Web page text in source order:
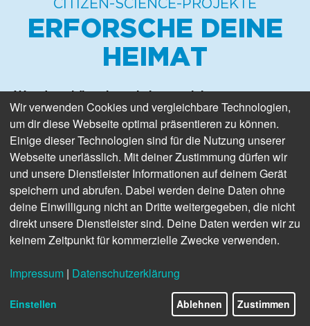
CITIZEN-SCIENCE-PROJEKTE
ERFORSCHE DEINE
HEIMAT
Wunderschön, abwechslungsreich,
unvergleichlich: Die Natur in unserer Region ist
einzigartig. Und obwohl wir jeden Tag hier
leben, gibt es vieles, was wir noch nicht über
unsere Heimat wissen. Bei der Erforschung von
Tieren, Pflanzen oder Boden hat die
Wissenschaft aber viel mehr zu tun, als sie selbst
leisten kann. Darum braucht sie Unterstützung.
Du kannst mit anpacken – indem du während
Citizen-Science-Projekt mitforschst!
Was ist Citizen Science?
Wir verwenden Cookies und vergleichbare Technologien,
um dir diese Webseite optimal präsentieren zu können.
Einige dieser Technologien sind für die Nutzung unserer
Webseite unerlässlich. Mit deiner Zustimmung dürfen wir
und unsere Dienstleister Informationen auf deinem Gerät
speichern und abrufen. Dabei werden deine Daten ohne
deine Einwilligung nicht an Dritte weitergegeben, die nicht
direkt unsere Dienstleister sind. Deine Daten werden wir zu
keinem Zeitpunkt für kommerzielle Zwecke verwenden.
Impressum | Datenschutzerklärung
Einstellen Ablehnen Zustimmen